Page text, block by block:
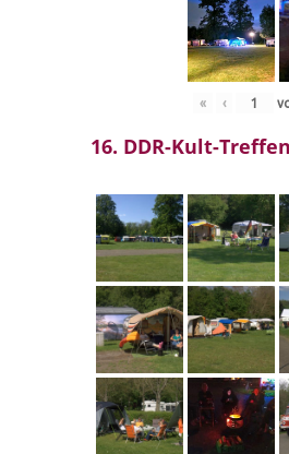
« ‹
16. DDR-Kult-